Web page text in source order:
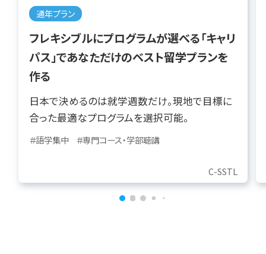
通年プラン
フレキシブルにプログラムが選べる「キャリ
パス」であなただけのベスト留学プランを
作る
日本で決めるのは就学週数だけ。現地で目標に
合った最適なプログラムを選択可能。
＃語学集中 ＃専門コース・学部聴講
C-SSTL